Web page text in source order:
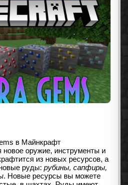
в Майнкрафт
новое оружие, инструменты и
из новых ресурсов, а
руды: рубины, сапфиры,
. Новые ресурсы вы можете